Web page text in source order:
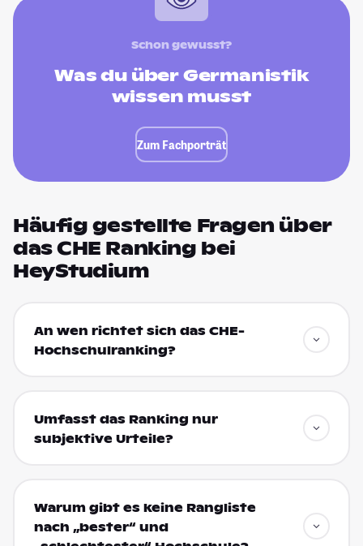
Schon gewusst?
Was du über Germanistik
wissen musst
Zum Fachporträt
Häufig gestellte Fragen über
das CHE Ranking bei
HeyStudium
An wen richtet sich das CHE-
Hochschulranking?
Umfasst das Ranking nur
subjektive Urteile?
Warum gibt es keine Rangliste
nach „bester“ und